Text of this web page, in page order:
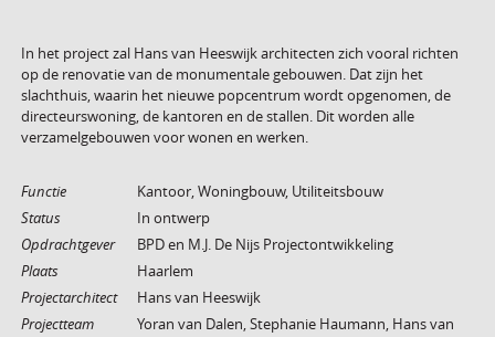
In het project zal Hans van Heeswijk architecten zich vooral richten
op de renovatie van de monumentale gebouwen. Dat zijn het
slachthuis, waarin het nieuwe popcentrum wordt opgenomen, de
directeurswoning, de kantoren en de stallen. Dit worden alle
verzamelgebouwen voor wonen en werken.
Functie
Kantoor, Woningbouw, Utiliteitsbouw
Status
In ontwerp
Opdrachtgever
BPD en M.J. De Nijs Projectontwikkeling
Plaats
Haarlem
Projectarchitect
Hans van Heeswijk
Projectteam
Yoran van Dalen, Stephanie Haumann, Hans van